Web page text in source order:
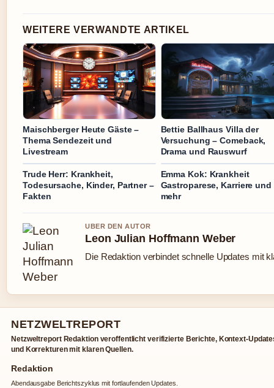
WEITERE VERWANDTE ARTIKEL
Maischberger Heute Gäste –
Thema Sendezeit und
Livestream
Bettie Ballhaus Villa der
Versuchung – Comeback,
Drama und Rauswurf
Trude Herr: Krankheit,
Todesursache, Kinder, Partner –
Fakten
Emma Kok: Krankheit
Gastroparese, Karriere und
mehr
UBER DEN AUTOR
Leon Julian Hoffmann Weber
Die Redaktion verbindet schnelle Updates mit
NETZWELTREPORT
Netzweltreport Redaktion veroffentlicht verifizierte Berichte, Kontext-
und Korrekturen mit klaren Quellen.
Redaktion
Abendausgabe Berichtszyklus mit fortlaufenden Updates.